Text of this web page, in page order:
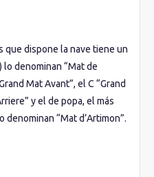
que dispone la nave tiene un
lo denominan “Mat de
Mat Avant”, el C “Grand
y el de popa, el más
“Mat d’Artimon”.